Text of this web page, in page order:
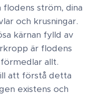
ström, dina
och krusningar.
kärnan fylld av
är flodens
allt.
att förstå detta
existens och